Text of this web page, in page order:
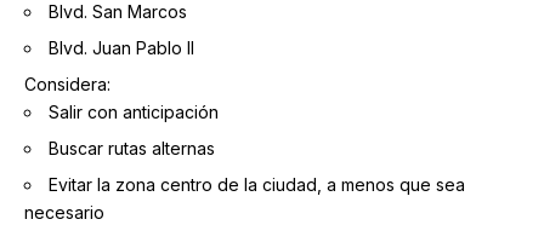
Blvd. San Marcos
Blvd. Juan Pablo II
Considera:
Salir con anticipación
Buscar rutas alternas
Evitar la zona centro de la ciudad, a menos que sea
necesario